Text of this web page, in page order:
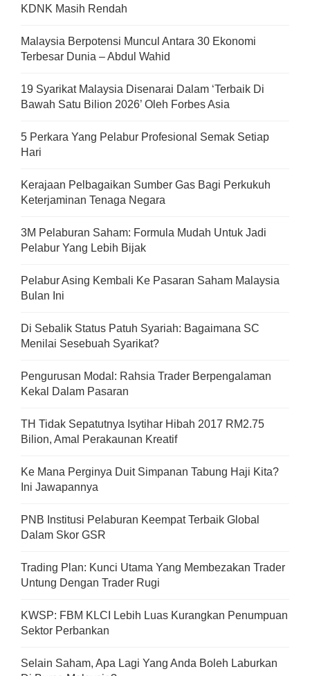
KDNK Masih Rendah
Malaysia Berpotensi Muncul Antara 30 Ekonomi
Terbesar Dunia – Abdul Wahid
19 Syarikat Malaysia Disenarai Dalam ‘Terbaik Di
Bawah Satu Bilion 2026’ Oleh Forbes Asia
5 Perkara Yang Pelabur Profesional Semak Setiap
Hari
Kerajaan Pelbagaikan Sumber Gas Bagi Perkukuh
Keterjaminan Tenaga Negara
3M Pelaburan Saham: Formula Mudah Untuk Jadi
Pelabur Yang Lebih Bijak
Pelabur Asing Kembali Ke Pasaran Saham Malaysia
Bulan Ini
Di Sebalik Status Patuh Syariah: Bagaimana SC
Menilai Sesebuah Syarikat?
Pengurusan Modal: Rahsia Trader Berpengalaman
Kekal Dalam Pasaran
TH Tidak Sepatutnya Isytihar Hibah 2017 RM2.75
Bilion, Amal Perakaunan Kreatif
Ke Mana Perginya Duit Simpanan Tabung Haji Kita?
Ini Jawapannya
PNB Institusi Pelaburan Keempat Terbaik Global
Dalam Skor GSR
Trading Plan: Kunci Utama Yang Membezakan Trader
Untung Dengan Trader Rugi
KWSP: FBM KLCI Lebih Luas Kurangkan Penumpuan
Sektor Perbankan
Selain Saham, Apa Lagi Yang Anda Boleh Laburkan